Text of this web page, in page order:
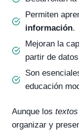
Permiten
información.
Mejoran la
partir de
Son
educación
Aunque los
organizar y